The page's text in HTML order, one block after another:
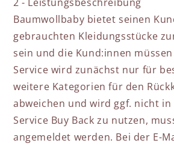
Baumwollbaby bietet seinen
gebrauchten Kleidungsstücke
sein und die Kund:innen
Service wird zunächst nur für
weitere Kategorien für den
abweichen und wird ggf. nicht
Service Buy Back zu nutzen,
angemeldet werden. Bei der E-